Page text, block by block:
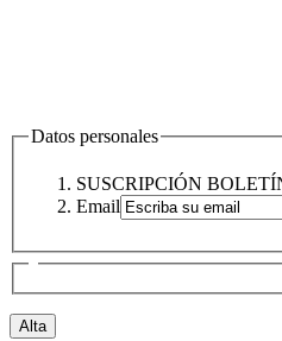
Datos personales
SUSCRIPCIÓN
Email